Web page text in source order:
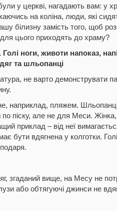
у церкві, нагадають вам: у
на коліна, люди, які
білизну замість того, щоб
для цього приходять до храму?
Голі ноги, животи напоказ,
та шльопанці
не варто демонструвати
наприклад, пляжем. Шльопанці
по піску, але не для Меси.
приклад – від неї
бути вдягнена у колготки.
згаданий вище, на Месу не
або обтягуючі джинси не